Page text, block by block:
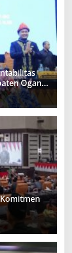
Ogan
Komitmen